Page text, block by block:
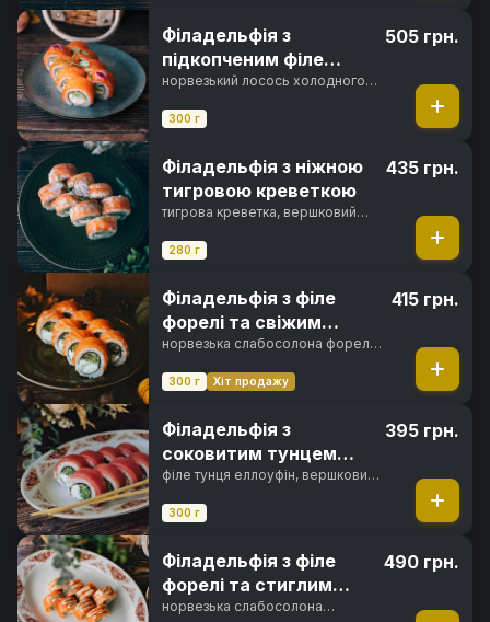
Філадельфія з
підкопченим філе
лосося
норвезький лосось холодного
свіжий огірок, норі, рис
300 г
505 грн.
Філадельфія з ніжною
тигровою креветкою
тигрова креветка, вершковий
280 г
435 грн.
Філадельфія з філе
форелі та свіжим
огірком
норвезька слабосолона форель,
норі, рис
300 г Хіт продажу
415 грн.
Філадельфія з
соковитим тунцем
Еллоуфін
філе тунця еллоуфін, вершковий
300 г
395 грн.
Філадельфія з філе
форелі та стиглим
авокадо
норвезька слабосолона
490 грн.